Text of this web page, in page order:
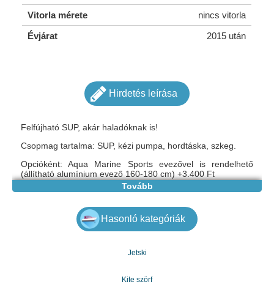
Vitorla mérete
nincs vitorla
Évjárat
2015 után
Hirdetés leírása
Felfújható SUP, akár haladóknak is!
Csopmag tartalma: SUP, kézi pumpa, hordtáska, szkeg.
Opcióként: Aqua Marine Sports evezővel is rendelhető
(állítható alumínium evező 160-180 cm) +3.400 Ft
Praktikus könnyen szállítható termék, kiváló minőségű
Tovább
Hasonló kategóriák
Jetski
Kite szörf